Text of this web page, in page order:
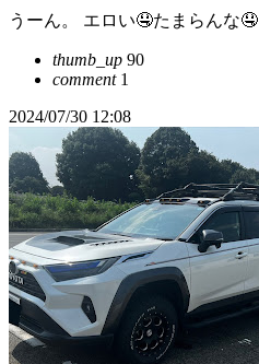
うーん。 エロい🤤たまらんな🤤
thumb_up 90
comment1
2024/07/30 12:08